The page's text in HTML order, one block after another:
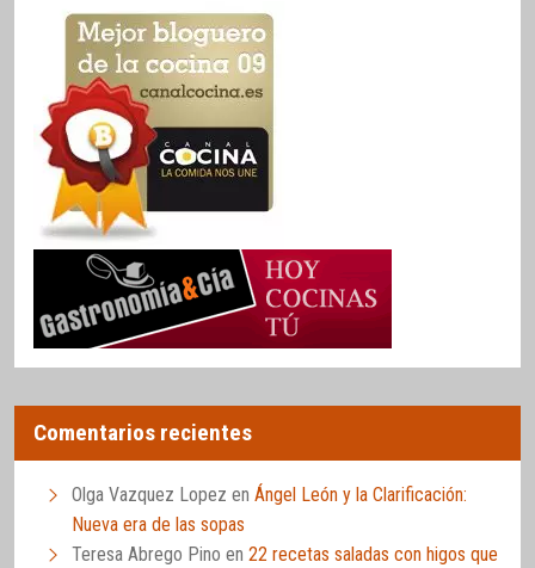
Comentarios recientes
Olga Vazquez Lopez en Ángel León y la Clarificación:
Nueva era de las sopas
Teresa Abrego Pino en 22 recetas saladas con higos que